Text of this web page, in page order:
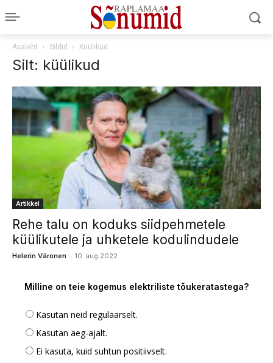
Avaleht Sildid Küülikud
Silt: küülikud
Artikkel
Rehe talu on koduks siidpehmetele
küülikutele ja uhketele kodulindudele
Helerin Väronen - 10. aug 2022
Milline on teie kogemus elektriliste tõukeratastega?
Kasutan neid regulaarselt.
Kasutan aeg-ajalt.
Ei kasuta, kuid suhtun positiivselt.